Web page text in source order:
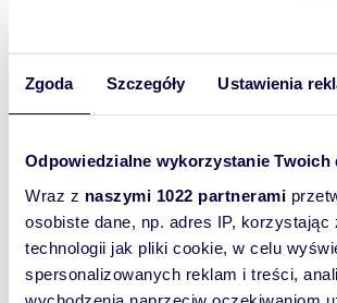
Zgoda Szczegóły Ustawienia
Odpowiedzialne wykorzystanie Twoich
Wraz z naszymi 1022 partnerami
osobiste dane, np. adres IP, korzystając
technologii jak pliki cookie, w celu
spersonalizowanych reklam i treści,